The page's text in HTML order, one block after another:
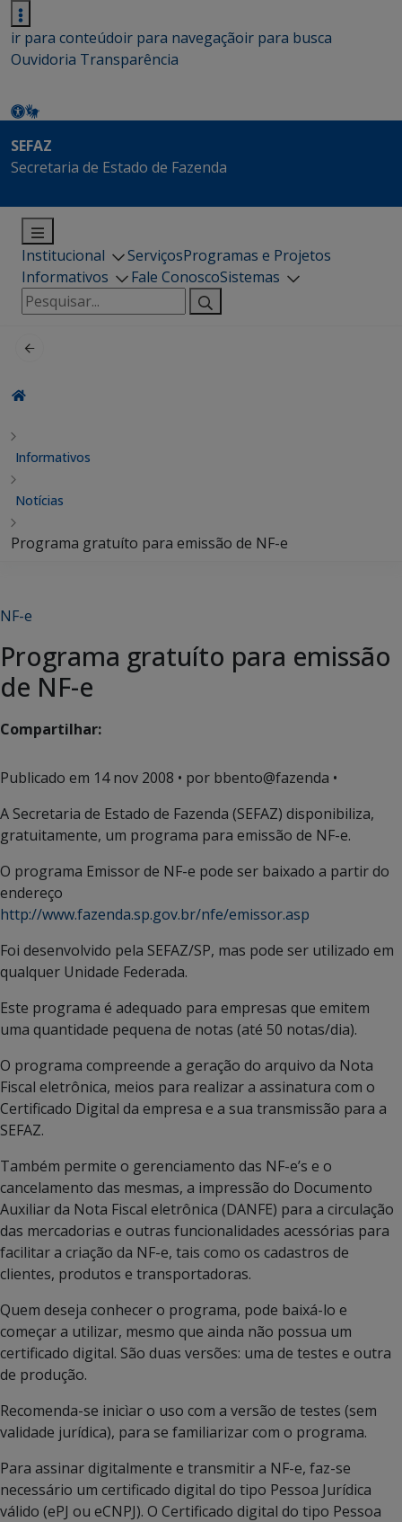
ir para conteúdoir para navegaçãoir para busca
Ouvidoria Transparência
SEFAZ
Secretaria de Estado de Fazenda
Institucional ServiçosProgramas e Projetos
Informativos
Fale ConoscoSistemas
Pesquisar
por:
Informativos
Notícias
Programa gratuíto para emissão de NF-e
NF-e
Programa gratuíto para emissão
de NF-e
Compartilhar:
Publicado em 14 nov 2008 • por bbento@fazenda •
A Secretaria de Estado de Fazenda (SEFAZ) disponibiliza,
gratuitamente, um programa para emissão de NF-e.
O programa Emissor de NF-e pode ser baixado a partir do
endereço
http://www.fazenda.sp.gov.br/nfe/emissor.asp
Foi desenvolvido pela SEFAZ/SP, mas pode ser utilizado em
qualquer Unidade Federada.
Este programa é adequado para empresas que emitem
uma quantidade pequena de notas (até 50 notas/dia).
O programa compreende a geração do arquivo da Nota
Fiscal eletrônica, meios para realizar a assinatura com o
Certificado Digital da empresa e a sua transmissão para a
SEFAZ.
Também permite o gerenciamento das NF-e’s e o
cancelamento das mesmas, a impressão do Documento
Auxiliar da Nota Fiscal eletrônica (DANFE) para a circulação
das mercadorias e outras funcionalidades acessórias para
facilitar a criação da NF-e, tais como os cadastros de
clientes, produtos e transportadoras.
Quem deseja conhecer o programa, pode baixá-lo e
começar a utilizar, mesmo que ainda não possua um
certificado digital. São duas versões: uma de testes e outra
de produção.
Recomenda-se inicìar o uso com a versão de testes (sem
validade jurídica), para se familiarizar com o programa.
Para assinar digitalmente e transmitir a NF-e, faz-se
necessário um certificado digital do tipo Pessoa Jurídica
válido (ePJ ou eCNPJ). O Certificado digital do tipo Pessoa